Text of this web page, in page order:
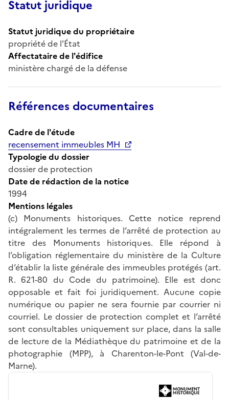
Statut juridique
Statut juridique du propriétaire
propriété de l'État
Affectataire de l'édifice
ministère chargé de la défense
Références documentaires
Cadre de l'étude
recensement immeubles MH
Typologie du dossier
dossier de protection
Date de rédaction de la notice
1994
Mentions légales
(c) Monuments historiques. Cette notice reprend
intégralement les termes de l’arrêté de protection au
titre des Monuments historiques. Elle répond à
l’obligation réglementaire du ministère de la Culture
d’établir la liste générale des immeubles protégés (art.
R. 621-80 du Code du patrimoine). Elle est donc
opposable et fait foi juridiquement. Aucune copie
numérique ou papier ne sera fournie par courrier ni
courriel. Le dossier de protection complet et l’arrêté
sont consultables uniquement sur place, dans la salle
de lecture de la Médiathèque du patrimoine et de la
photographie (MPP), à Charenton-le-Pont (Val-de-
Marne).